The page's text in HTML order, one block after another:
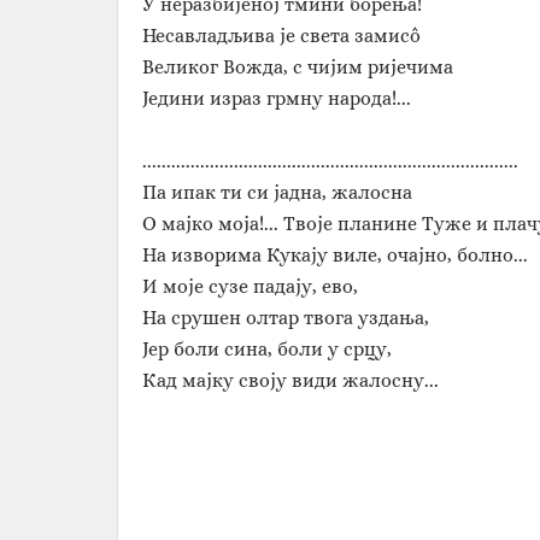
Несавладљива је света замисô
Великог Вожда, с чијим ријечима
Једини израз грмну народа!...
..............................................................................
Па ипак ти си јадна, жалосна
О мајко моја!... Твоје планине Туже и
На изворима Кукају виле, очајно, болно...
И моје сузе падају, ево,
На срушен олтар твога уздања,
Јер боли сина, боли у срцу,
Кад мајку своју види жалосну...